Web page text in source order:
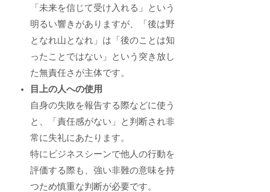
「未来を信じて受け入れる」という
明るい響きがありますが、「後は野
となれ山となれ」は「後のことは知
ったことではない」という突き放し
た無責任さが主体です。
目上の人への使用
自身の失敗を報告する際などに使う
と、「責任感がない」と判断され非
常に失礼にあたります。
特にビジネスシーンで他人の行動を
評価する際も、強い非難の意味を持
つため慎重な判断が必要です。